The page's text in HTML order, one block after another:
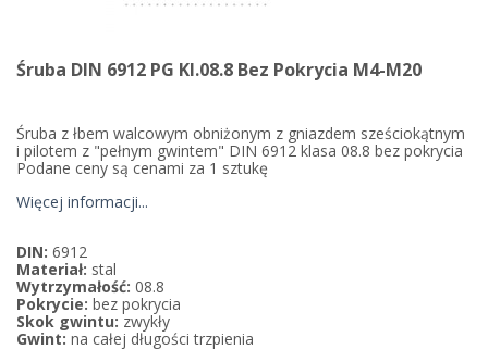
Śruba DIN 6912 PG Kl.08.8 Bez Pokrycia M4-M20
Śruba z łbem walcowym obniżonym z gniazdem sześciokątnym
i pilotem z "pełnym gwintem" DIN 6912 klasa 08.8 bez pokrycia
Podane ceny są cenami za 1 sztukę
Więcej informacji...
DIN: 6912
Materiał: stal
Wytrzymałość: 08.8
Pokrycie: bez pokrycia
Skok gwintu: zwykły
Gwint: na całej długości trzpienia